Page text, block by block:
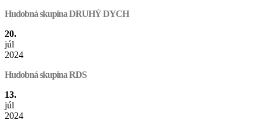
Hudobná skupina DRUHÝ DYCH
20.
júl
2024
Hudobná skupina RDS
13.
júl
2024